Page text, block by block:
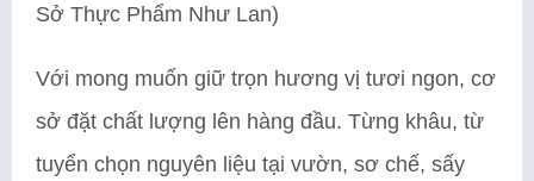
Sở Thực Phẩm Như Lan)
Với mong muốn giữ trọn hương vị tươi ngon, cơ
sở đặt chất lượng lên hàng đầu. Từng khâu, từ
tuyển chọn nguyên liệu tại vườn, sơ chế, sấy